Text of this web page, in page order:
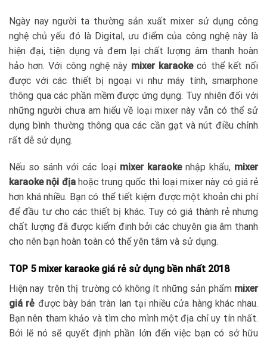
Ngày nay người ta thường sản xuất mixer sử dụng công
nghệ chủ yếu đó là Digital, ưu điểm của công nghệ này là
hiện đại, tiện dụng và đem lại chất lượng âm thanh hoàn
hảo hơn. Với công nghệ này mixer karaokecó thể kết nối
được với các thiết bị ngoại vi như máy tính, smarphone
thông qua các phần mềm được ứng dụng. Tuy nhiên đối với
những người chưa am hiểu về loại mixer này vẫn có thể sử
dụng bình thường thông qua các cần gạt và nút điều chỉnh
rất dễ sử dụng.
Nếu so sánh với các loại mixer karaokenhập khẩu, mixer
karaoke nội địahoặc trung quốc thì loại mixer này có giá rẻ
hơn khá nhiều. Bạn có thể tiết kiệm được một khoản chi phí
để đầu tư cho các thiết bị khác. Tuy có giá thành rẻ nhưng
chất lượng đã được kiểm đinh bởi các chuyên gia âm thanh
cho nên bạn hoàn toàn có thể yên tâm và sử dụng.
TOP 5 mixer karaoke giá rẻ sử dụng bền nhất 2018
Hiện nay trên thị trường có không ít những sản phẩm mixer
giá rẻ được bày bán tràn lan tại nhiều cửa hàng khác nhau.
Bạn nên tham khảo và tìm cho mình một địa chỉ uy tín nhất.
Bởi lẽ nó sẽ quyết định phần lớn đến việc bạn có sở hữu